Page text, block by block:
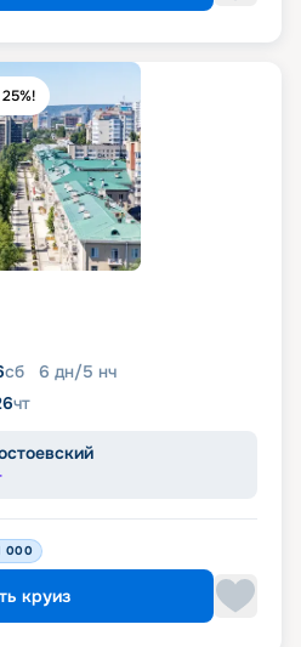
сб 6 дн/5 нч
чт
000
круиз